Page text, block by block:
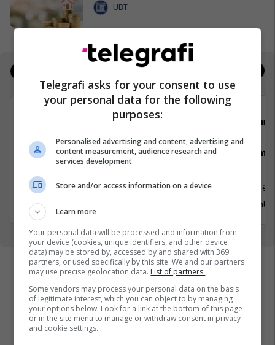
UBT
Recepsioniste
Prishtinë
31 Korrik 2026
Vozitës
Prishtinë
13 Gusht
Telegrafi asks for your consent to use
your personal data for the following
purposes:
Personalised advertising and content, advertising and
content measurement, audience research and
services development
Store and/or access information on a device
Learn more
Your personal data will be processed and information from
your device (cookies, unique identifiers, and other device
data) may be stored by, accessed by and shared with 369
partners, or used specifically by this site. We and our partners
may use precise geolocation data. List of partners.
Some vendors may process your personal data on the basis
of legitimate interest, which you can object to by managing
your options below. Look for a link at the bottom of this page
or in the site menu to manage or withdraw consent in privacy
and cookie settings.